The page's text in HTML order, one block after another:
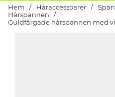
Hem Håraccessoarer
Hårspännen
Guldfärgade hårspännen med